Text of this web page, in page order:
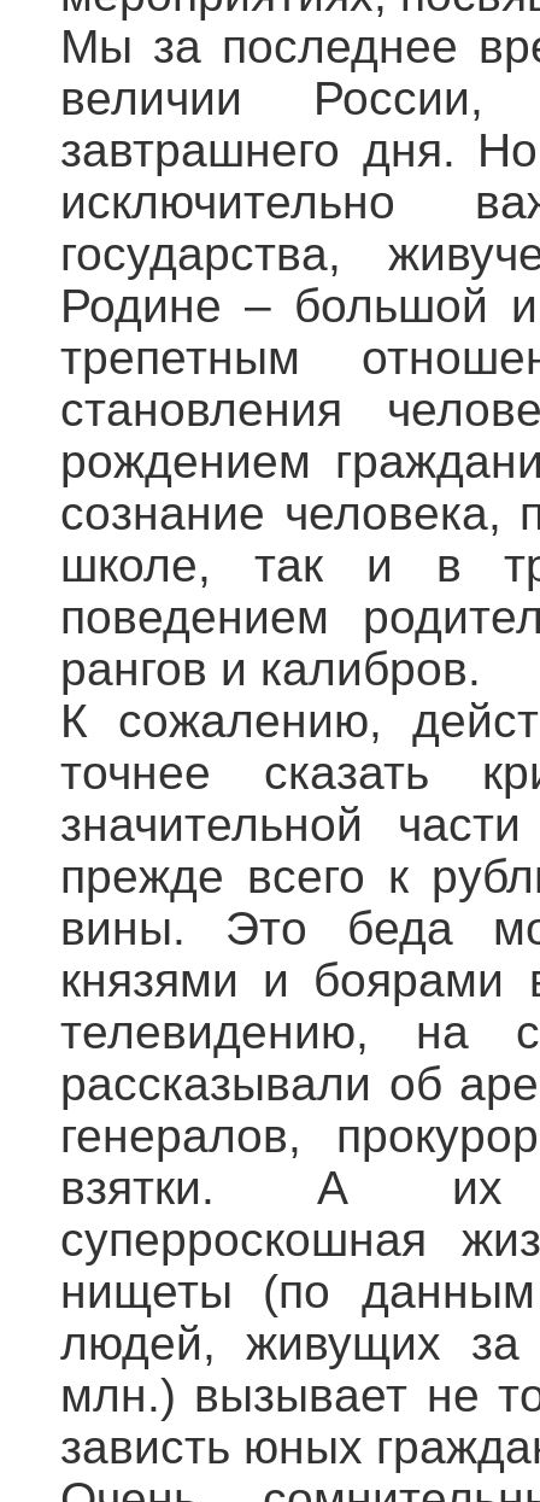
Мы за последнее
величии России,
завтрашнего дня.
исключительно
государства,
Родине – большой
трепетным
становления
рождением
сознание человека,
школе, так и в
поведением
рангов и калибров.
К сожалению,
точнее сказать
значительной
прежде всего к
вины. Это беда
князями и боярами
телевидению, на
рассказывали об
генералов,
взятки. А их
суперроскошная
нищеты (по данным
людей, живущих за
млн.) вызывает не
зависть юных